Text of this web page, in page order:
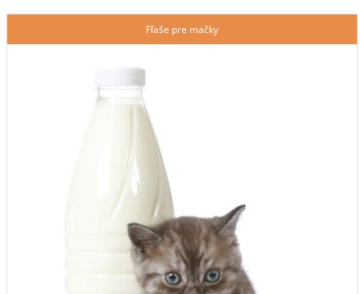
Fľaše pre mačky